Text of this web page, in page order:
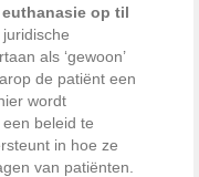
op til
als ‘gewoon’
de patiënt een
wordt
beleid te
in hoe ze
van patiënten.